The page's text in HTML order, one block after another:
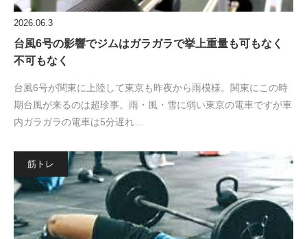
2026.06.3
台風6号の影響でジムはガラガラで挙上重量も可もなく
不可もなく
台風6号が関東に上陸して東京も昨夜から雨模様。関東にこの時
期台風が来るのは超珍事。雨・風・雪に弱い東京の電車ですが車
内ガラガラの電車は5分遅れ…
筋トレ